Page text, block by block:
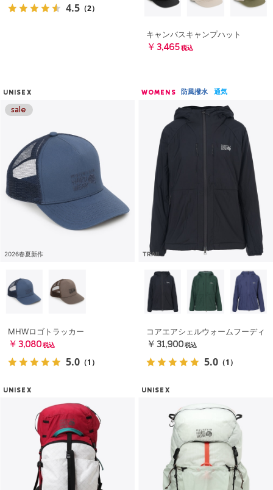
4.5 （2）
キャンバスキャンプハット
￥3,465 税込
UNISEX
2026春夏新作
MHWロゴトラッカー
￥3,080 税込
5.0 （1）
WOMENS 防風撥水 通気
TRAIL
コアエアシェルウォームフーディ
￥31,900 税込
5.0 （1）
UNISEX UNISEX